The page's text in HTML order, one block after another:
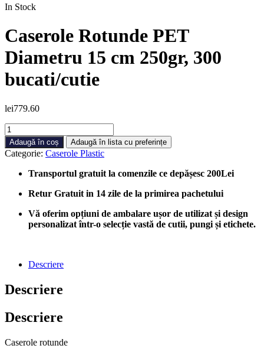
In Stock
Caserole Rotunde PET
Diametru 15 cm 250gr, 300
bucati/cutie
lei779.60
Cantitate
Caserole
Rotunde
PET
Diametru
bucati/cutie
Adaugă în coș Adaugă în lista cu preferințe
Categorie: Caserole Plastic
Transportul gratuit la comenzile ce depășesc 200Lei
Retur Gratuit in 14 zile de la primirea pachetului
Vă oferim opțiuni de ambalare ușor de utilizat și design
personalizat într-o selecție vastă de cutii, pungi și etichete.
Descriere
Descriere
Descriere
Caserole rotunde